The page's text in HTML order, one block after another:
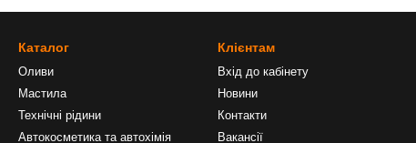
Каталог
Оливи
Мастила
Технічні рідини
Автокосметика та автохімія
Клієнтам
Вхід до кабінету
Новини
Контакти
Вакансії